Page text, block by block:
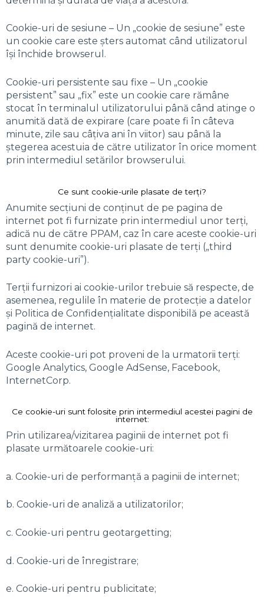
Cookie-uri de sesiune – Un „cookie de sesiune” este
un cookie care este șters automat când utilizatorul
își închide browserul.
Cookie-uri persistente sau fixe – Un „cookie
persistent” sau „fix” este un cookie care rămâne
stocat în terminalul utilizatorului până când atinge o
anumită dată de expirare (care poate fi în câteva
minute, zile sau câțiva ani în viitor) sau până la
ștegerea acestuia de către utilizator în orice moment
prin intermediul setărilor browserului.
Ce sunt cookie-urile plasate de terți?
Anumite secțiuni de conținut de pe pagina de
internet pot fi furnizate prin intermediul unor terți,
adică nu de către PPAM, caz în care aceste cookie-uri
sunt denumite cookie-uri plasate de terți („third
party cookie-uri”).
Terții furnizori ai cookie-urilor trebuie să respecte, de
asemenea, regulile în materie de protecție a datelor
și Politica de Confidențialitate disponibilă pe această
pagină de internet.
Aceste cookie-uri pot proveni de la urmatorii terți:
Google Analytics, Google AdSense, Facebook,
InternetCorp.
Ce cookie-uri sunt folosite prin intermediul acestei pagini de
internet:
Prin utilizarea/vizitarea paginii de internet pot fi
plasate următoarele cookie-uri:
a. Cookie-uri de performanță a paginii de internet;
b. Cookie-uri de analiză a utilizatorilor;
c. Cookie-uri pentru geotargetting;
d. Cookie-uri de înregistrare;
e. Cookie-uri pentru publicitate;